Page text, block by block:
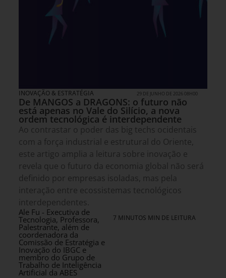
INOVAÇÃO & ESTRATÉGIA 29 DE JUNHO DE 2026 08H00
De MANGOS a DRAGONS: o futuro não
está apenas no Vale do Silício, a nova
ordem tecnológica é interdependente
Ao contrastar o poder das big techs ocidentais
com a força industrial e estrutural do Oriente,
este artigo amplia a leitura sobre inovação e
revela que o futuro da economia global não será
definido por empresas isoladas, mas pela
interação entre ecossistemas tecnológicos
interdependentes.
Ale Fu - Executiva de
Tecnologia, Professora,
Palestrante, além de
coordenadora da
Comissão de Estratégia e
Inovação do IBGC e
membro do Grupo de
Trabalho de Inteligência
Artificial da ABES
7 MINUTOS MIN DE LEITURA